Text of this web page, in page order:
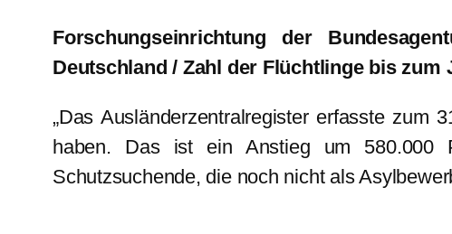
Forschungseinrichtung der
Deutschland / Zahl der Flüchtlinge bis zum
„Das Ausländerzentralregister erfasste zum
haben. Das ist ein Anstieg um 580.000
Schutzsuchende, die noch nicht als